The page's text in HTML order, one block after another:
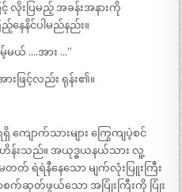
လိုးပြမည့် အခန်းအနားကို
ေနိင်ပါမည်နည်း။
မယ် ….အား …”
းဖြင့်လည်း ရုန်း၏။
ျောက်သားများ ကြွေကျပဲ့စင်
န်းသည်။ အယုဒ္ဓယနယ်သား လူ့
တ် ရဲရဲနီနေသော မျက်လုံးပြူးကြီး
စက်ဆုတ်ဖွယ်သော အပြုံးကြီးကို ပြုံး